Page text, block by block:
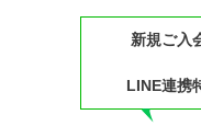
新規ご入
LINE連携